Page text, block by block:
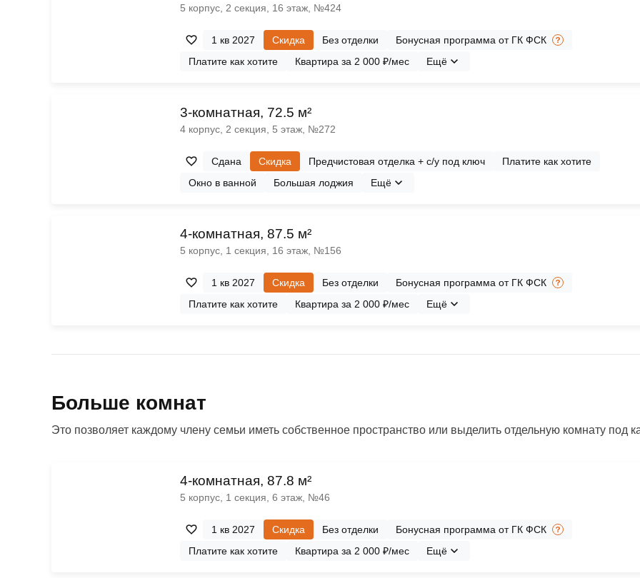
5 корпус, 2 секция, 16 этаж, №424
1 кв 2027 Скидка Без отделки
Бонусная программа от ГК ФСК
Платите как хотите
Квартира за 2 000 ₽/мес Ещё
3-комнатная, 72.5 м²
4 корпус, 2 секция, 5 этаж, №272
Сдана Скидка Предчистовая отделка + с/у под ключ
Платите как хотите
Окно в ванной
Большая лоджия Ещё
4-комнатная, 87.5 м²
5 корпус, 1 секция, 16 этаж, №156
1 кв 2027 Скидка Без отделки
Бонусная программа от ГК ФСК
Платите как хотите
Квартира за 2 000 ₽/мес Ещё
Больше комнат
Это позволяет каждому члену семьи иметь собственное пространство или выделить отдельную комнату под
4-комнатная, 87.8 м²
5 корпус, 1 секция, 6 этаж, №46
1 кв 2027 Скидка Без отделки
Бонусная программа от ГК ФСК
Платите как хотите
Квартира за 2 000 ₽/мес Ещё